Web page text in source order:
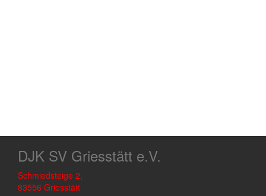
DJK SV Griesstätt e.V.
Schmiedsteige 2,
83556 Griesstätt